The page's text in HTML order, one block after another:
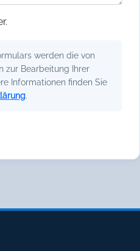
werden die von
zur Bearbeitung Ihrer
Informationen finden Sie
.